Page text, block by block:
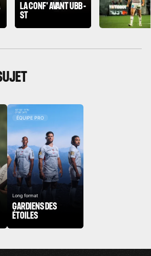
LA CONF' AVANT UBB -
ST
ÉQUIPE PRO
Long format
GARDIENS DES
ÉTOILES